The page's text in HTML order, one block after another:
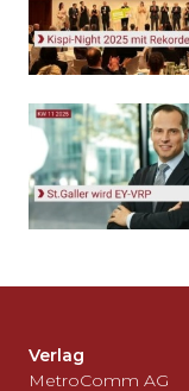
springen?
auslassen
und
Verlag
MetroComm AG